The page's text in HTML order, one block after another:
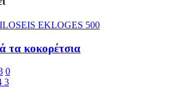
τα κοκορέτσια
0